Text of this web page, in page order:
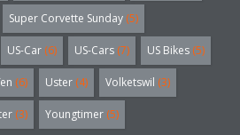
Super Corvette Sunday (5)
US-Car (6) US-Cars (7) US Bikes (5)
(6) Uster (4) Volketswil (3)
(3) Youngtimer (5)